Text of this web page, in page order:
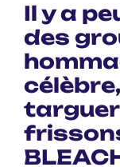
Il y a
des
targuer